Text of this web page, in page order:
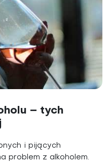
– tych
i pijących
problem z alkoholem.